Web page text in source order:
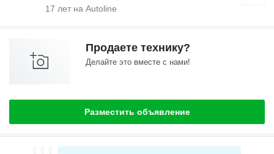
17 лет на Autoline
Продаете технику?
Делайте это вместе с нами!
Разместить объявление